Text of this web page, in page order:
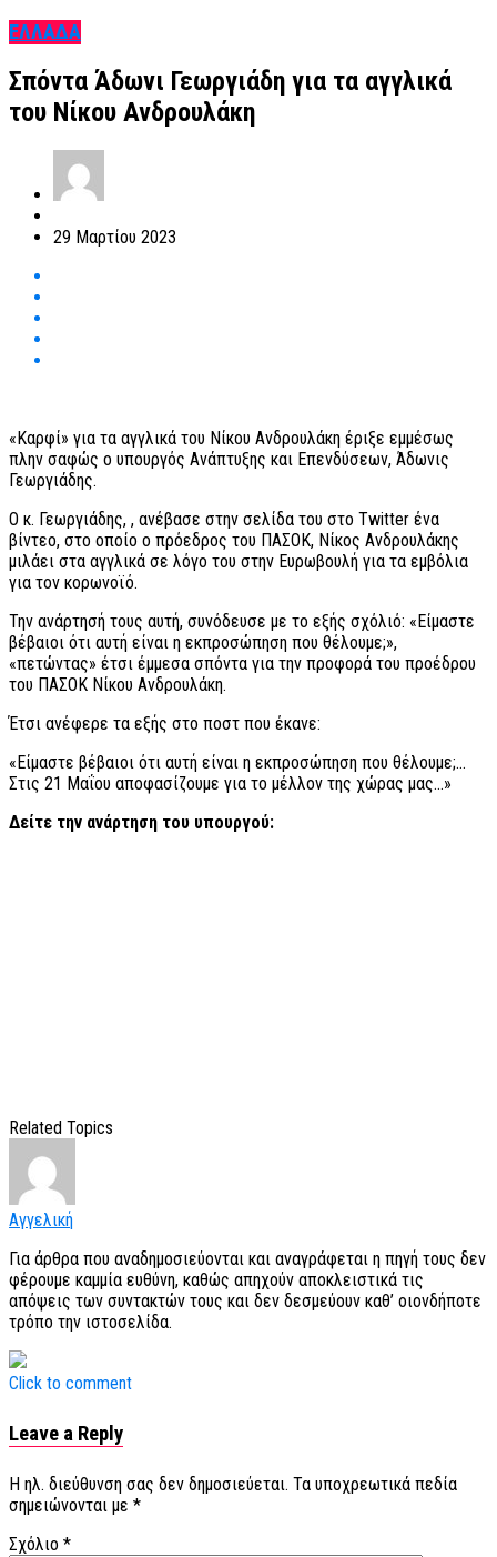
ΕΛΛΑΔΑ
Σπόντα Άδωνι Γεωργιάδη για τα αγγλικά
του Νίκου Ανδρουλάκη
29 Μαρτίου 2023
«Καρφί» για τα αγγλικά του Νίκου Ανδρουλάκη έριξε εμμέσως
πλην σαφώς ο υπουργός Ανάπτυξης και Επενδύσεων, Άδωνις
Γεωργιάδης.
Ο κ. Γεωργιάδης, , ανέβασε στην σελίδα του στο Twitter ένα
βίντεο, στο οποίο ο πρόεδρος του ΠΑΣΟΚ, Νίκος Ανδρουλάκης
μιλάει στα αγγλικά σε λόγο του στην Ευρωβουλή για τα εμβόλια
για τον κορωνοϊό.
Την ανάρτησή τους αυτή, συνόδευσε με το εξής σχόλιό: «Είμαστε
βέβαιοι ότι αυτή είναι η εκπροσώπηση που θέλουμε;»,
«πετώντας» έτσι έμμεσα σπόντα για την προφορά του προέδρου
του ΠΑΣΟΚ Νίκου Ανδρουλάκη.
Έτσι ανέφερε τα εξής στο ποστ που έκανε:
«Είμαστε βέβαιοι ότι αυτή είναι η εκπροσώπηση που θέλουμε;…
Στις 21 Μαΐου αποφασίζουμε για το μέλλον της χώρας μας…»
Δείτε την ανάρτηση του υπουργού:
Related Topics
Αγγελική
Για άρθρα που αναδημοσιεύονται και αναγράφεται η πηγή τους δεν
φέρουμε καμμία ευθύνη, καθώς απηχούν αποκλειστικά τις
απόψεις των συντακτών τους και δεν δεσμεύουν καθ’ οιονδήποτε
τρόπο την ιστοσελίδα.
Click to comment
Leave a Reply
Η ηλ. διεύθυνση σας δεν δημοσιεύεται. Τα υποχρεωτικά πεδία
σημειώνονται με *
Σχόλιο *